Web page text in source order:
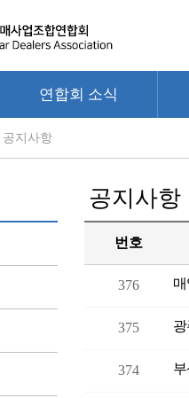
연합회 소식
공지사항
공지사항
번호
376
375
374